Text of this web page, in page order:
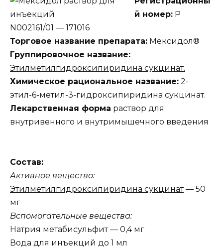
й номер: Р
N002161/01 — 171016
Торговое название препарата: Мексидол®
Группировочное название:
Этилметилгидроксипиридина сукцинат.
Химическое рациональное название: 2-
этил-6-метил-3-гидроксипиридина сукцинат.
Лекарственная форма раствор для
внутривенного и внутримышечного введения
Состав:
Активное вещество:
Этилметилгидроксипиридина сукцинат— 50
мг
Вспомогательные вещества:
Натрия метабисульфит — 0,4 мг
Вода для инъекций до 1 мл